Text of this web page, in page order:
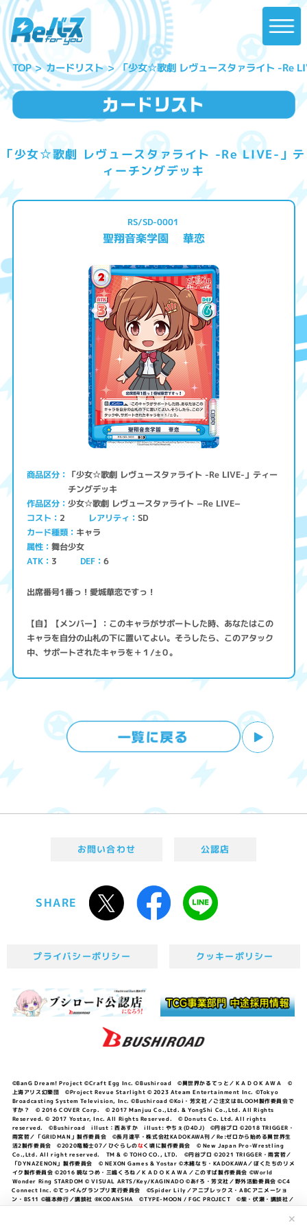
✕
TOP カードリスト 「少女☆歌劇 レヴュースタァライト -Re
「少女☆歌劇 レヴュースタァライト -Re LIVE-」テ
ィーチングデッキ
RS/SD-0001
聖翔音楽学園 華恋
商品区分 「少女☆歌劇 レヴュースタァライト -Re LIVE-」ティー
チングデッキ
作品区分 少女☆歌劇 レヴュースタァライト −Re LIVE−
コスト 2 レアリティ SD
カード種類 キャラ
属性 舞台少女
ATK 3 DEF 6
出席番号1番っ！愛城華恋ですっ！
【自】【メンバー】：このキャラがサポートした時、あなたはこの
キャラを自分の山札の下に置いてよい。そうしたら、このアタック
中、サポートされたキャラを＋１/±０。
お問い合わせ 公認店
SHARE
プライバシーポリシー クッキーポリシー
©BanG Dream! Project ©Craft Egg Inc. ©Bushiroad ©異世界かるてっと／ＫＡＤＯＫＡＷＡ ©
上海アリス幻樂団 ©Project Revue Starlight © 2023 Ateam Entertainment Inc. ©Tokyo
Broadcasting System Television, Inc. ©Bushiroad ©Koi・芳文社／ご注文はBLOOM製作委員会で
すか？ © 2016 COVER Corp. © 2017 Manjuu Co.,Ltd. & YongShi Co.,Ltd. All Rights
Reserved. © 2017 Yostar, Inc. All Rights Reserved. © Donuts Co. Ltd. All rights
reserved. ©Bushiroad illust：西あすか illust: やちぇ(D4DJ) ©円谷プロ ©2018 TRIGGER・
雨宮哲／「GRIDMAN」製作委員会 ©長月達平・株式会社KADOKAWA刊／Re:ゼロから始める異世界生
活2製作委員会 ©2020竜騎士07／ひぐらしのなく頃に製作委員会 © New Japan Pro-Wrestling
Co.,Ltd. All right reserved. TM & © TOHO CO., LTD. ©円谷プロ ©2021 TRIGGER・雨宮哲／
「DYNAZENON」製作委員会 © NEXON Games & Yostar ©木緒なち・KADOKAWA／ぼくたちのリメ
イク製作委員会 ©2016 暁なつめ・三嶋くろね／ＫＡＤＯＫＡＷＡ／このすば製作委員会 ©World
Wonder Ring STARDOM © VISUAL ARTS/Key/KAGINADO ©あfろ・芳文社／野外活動委員会 ©C4
Connect Inc. ©てっぺんグランプリ実行委員会 ©Spider Lily／アニプレックス・ABCアニメーショ
ン・BS11 ©福本伸行／講談社 ®KODANSHA ©TYPE-MOON / FGC PROJECT ©柴・伏瀬・講談社／